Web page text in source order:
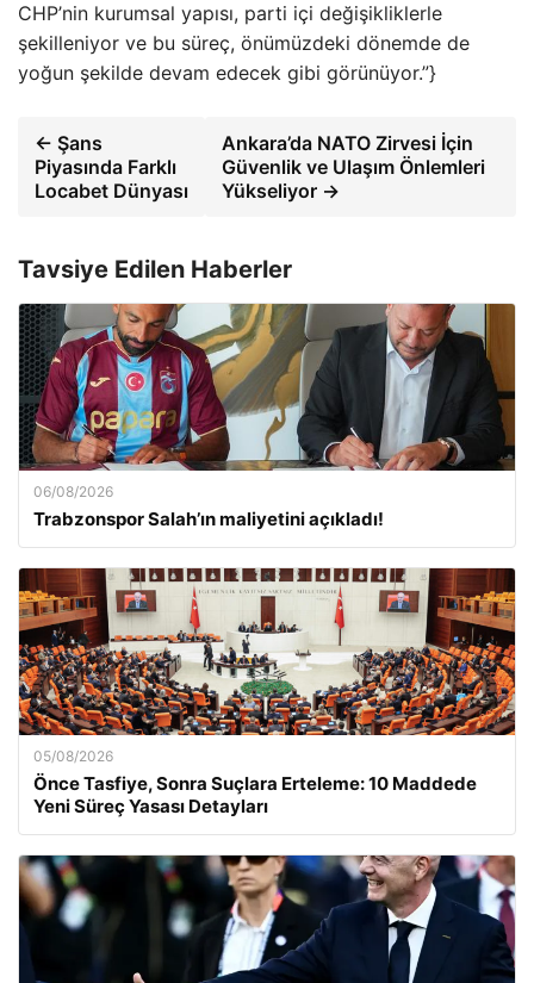
CHP’nin kurumsal yapısı, parti içi değişikliklerle
şekilleniyor ve bu süreç, önümüzdeki dönemde de
yoğun şekilde devam edecek gibi görünüyor.”}
← Şans
Piyasında Farklı
Locabet Dünyası
Ankara’da NATO Zirvesi İçin
Güvenlik ve Ulaşım Önlemleri
Yükseliyor →
Tavsiye Edilen Haberler
06/08/2026
Trabzonspor Salah’ın maliyetini açıkladı!
05/08/2026
Önce Tasfiye, Sonra Suçlara Erteleme: 10 Maddede
Yeni Süreç Yasası Detayları